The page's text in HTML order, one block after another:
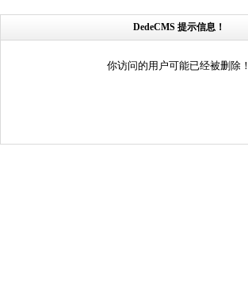
DedeCMS 提示信息！
你访问的用户可能已经被删除！